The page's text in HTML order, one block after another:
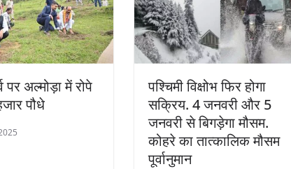
पर अल्मोड़ा में रोपे
पौधे
पश्चिमी विक्षोभ फिर होगा
सक्रिय. 4 जनवरी और 5
जनवरी से बिगड़ेगा मौसम.
कोहरे का तात्कालिक मौसम
पूर्वानुमान